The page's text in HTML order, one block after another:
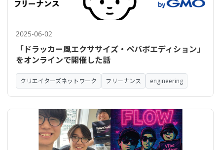
2025-06-02
「ドラッカー風エクササイズ・ペパボエディション」
をオンラインで開催した話
クリエイターズネットワーク フリーナンス engineering